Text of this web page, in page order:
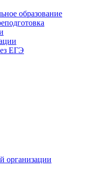
образование
ЕГЭ
организации